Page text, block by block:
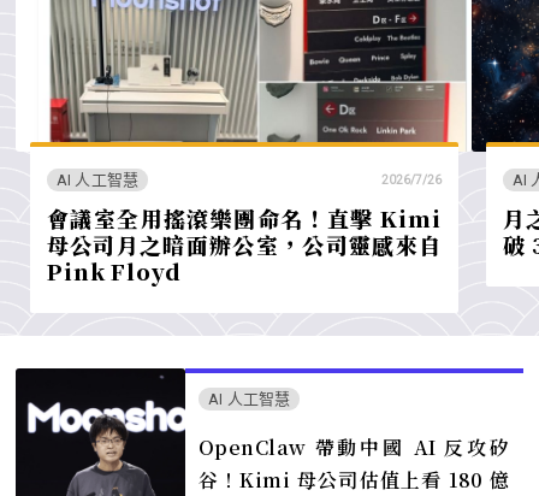
AI 人工智慧 2026/7/26
會議室全用搖滾樂團命名！直擊 Kimi
母公司月之暗面辦公室，公司靈感來自
Pink Floyd
AI
月
破
AI 人工智慧
OpenClaw 帶動中國 AI 反攻矽
谷！Kimi 母公司估值上看 180 億